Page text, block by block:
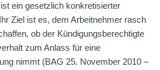
ein gesetzlich konkretisierter
Ziel ist es, dem Arbeitnehmer rasch
ob der Kündigungsberechtigte
zum Anlass für eine
nimmt (BAG 25. November 2010 –